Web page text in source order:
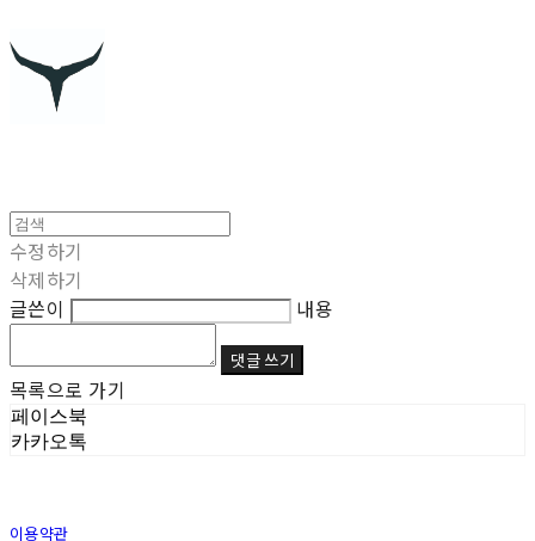
수정하기
삭제하기
글쓴이
내용
댓글 쓰기
목록으로 가기
페이스북
카카오톡
이용약관